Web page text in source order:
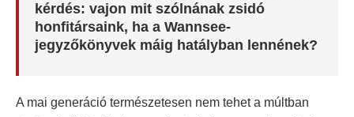
kérdés: vajon mit szólnának zsidó
honfitársaink, ha a Wannsee-
jegyzőkönyvek máig hatályban lennének?
A mai generáció természetesen nem tehet a múltban